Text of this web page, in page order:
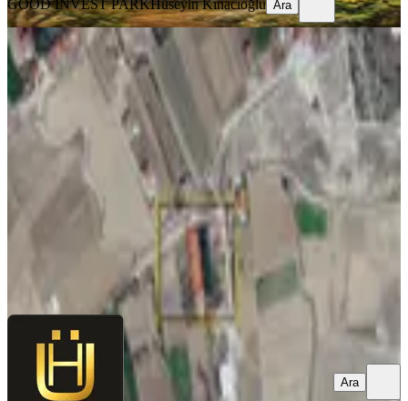
GOOD INVEST PARKHüseyin Kınacıoğlu Ara
Afyon Üçok Emlaktan Yaylabağı Yol
Üzeri Satılık 1.150m² Arsa
İhsaniye, Atatürk Mahallesi
1150 m² · 3.261/m²· 01.05.2026
3.750.000 ₺
Osman KÜÇÜKŞİMŞEK
Ara